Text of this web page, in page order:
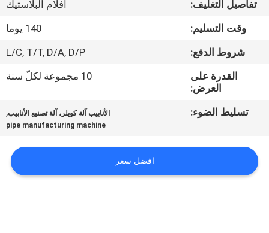
اتصل
اقتباس
تفاصيل التغليف:
أفلام البلاستيك
وقت التسليم:
140 يوما
شروط الدفع:
L/C, T/T, D/A, D/P
القدرة على
العرض:
10 مجموعة لكلّ سنة
تسليط الضوء: الأنابيب آلة كويلر، آلة تصنيع الأنابيب,
pipe manufacturing machine
افضل سعر